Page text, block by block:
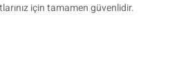
için tamamen güvenlidir.